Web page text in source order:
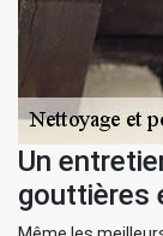
Un
gouttières